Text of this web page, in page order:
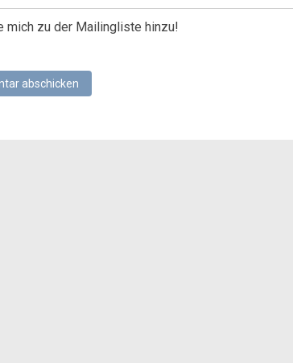
mich zu der Mailingliste hinzu!